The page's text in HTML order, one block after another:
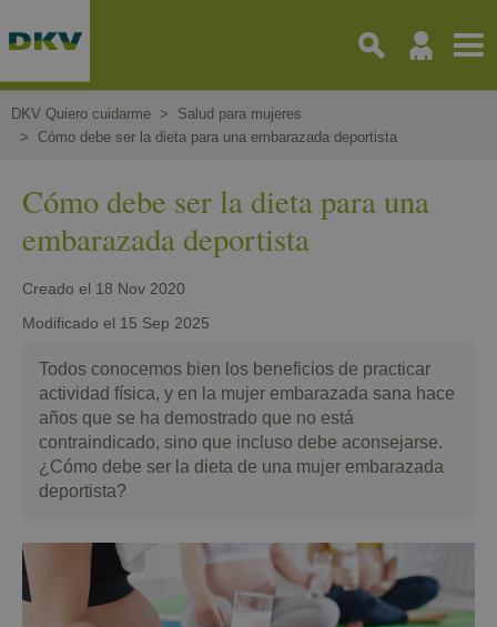
al
principal
DKV Quiero cuidarme
Salud para mujeres
Cómo debe ser la dieta para una embarazada deportista
Cómo debe ser la dieta para una
embarazada deportista
Creado el 18 Nov 2020
Modificado el 15 Sep 2025
Todos conocemos bien los beneficios de practicar
actividad física, y en la mujer embarazada sana hace
años que se ha demostrado que no está
contraindicado, sino que incluso debe aconsejarse.
¿Cómo debe ser la dieta de una mujer embarazada
deportista?